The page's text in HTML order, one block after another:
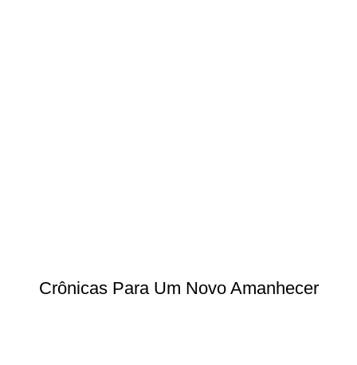
Crônicas Para Um Novo Amanhecer